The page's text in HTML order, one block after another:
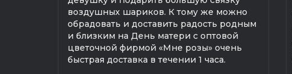
воздушных шариков. К тому же можно
обрадовать и доставить радость родным
и близким на День матери с оптовой
цветочной фирмой «Мне розы» очень
быстрая доставка в течении 1 часа.